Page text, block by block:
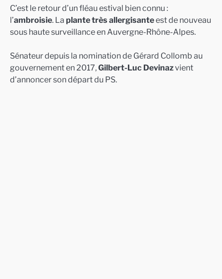
C’est le retour d’un fléau estival bien connu :
l’ambroisie. La plante très allergisanteest de nouveau
sous haute surveillance en Auvergne-Rhône-Alpes.
Sénateur depuis la nomination de Gérard Collomb au
gouvernement en 2017,Gilbert-Luc Devinazvient
d’annoncer son départ du PS.